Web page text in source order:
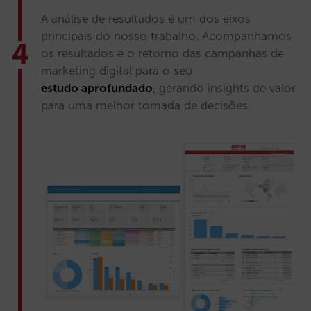
A análise de resultados é um dos eixos
principais do nosso trabalho. Acompanhamos
os resultados e o retorno das campanhas de
marketing digital para o seu
estudo aprofundado, gerando insights de valor
para uma melhor tomada de decisões.